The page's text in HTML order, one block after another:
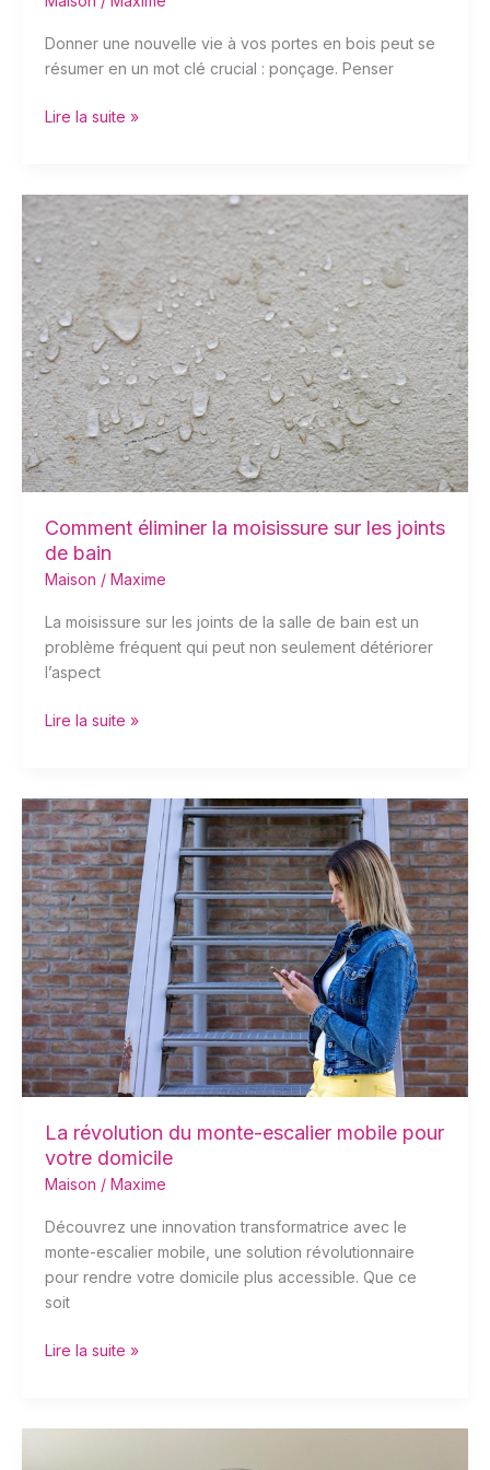
Donner une nouvelle vie à vos portes en bois peut se
résumer en un mot clé crucial : ponçage. Penser
Lire la suite »
Comment éliminer la moisissure sur les joints
de bain
Maison / Maxime
La moisissure sur les joints de la salle de bain est un
problème fréquent qui peut non seulement détériorer
l’aspect
Comment
éliminer
la
moisissure
sur
les
joints
de
bain
Lire la suite »
La révolution du monte-escalier mobile pour
votre domicile
Maison / Maxime
Découvrez une innovation transformatrice avec le
monte-escalier mobile, une solution révolutionnaire
pour rendre votre domicile plus accessible. Que ce
soit
La
révolution
du
monte-
escalier
mobile
pour
votre
domicile
Lire la suite »